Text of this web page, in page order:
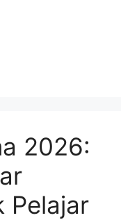
2026:
Pelajar